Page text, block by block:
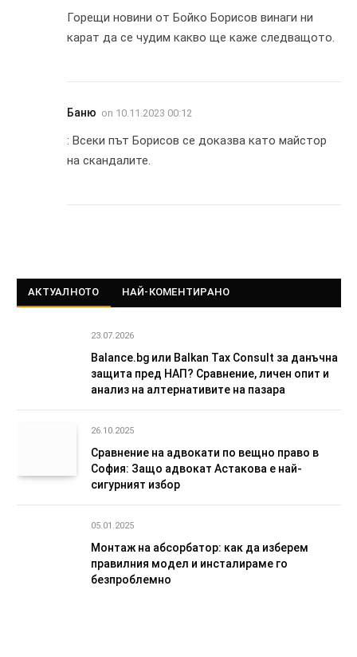
Горещи новини от Бойко Борисов винаги ни
карат да се чудим какво ще каже следващото.
Баню on 10.11.2023 00:12
: Всеки път Борисов се доказва като майстор
на скандалите.
АКТУАЛНОТО НАЙ-КОМЕНТИРАНО
23.07.2026
Balance.bg или Balkan Tax Consult за данъчна
защита пред НАП? Сравнение, личен опит и
анализ на алтернативите на пазара
26.10.2025
Сравнение на адвокати по вещно право в
София: Защо адвокат Астакова е най-
сигурният избор
05.01.2025
Монтаж на абсорбатор: как да изберем
правилния модел и инсталираме го
безпроблемно